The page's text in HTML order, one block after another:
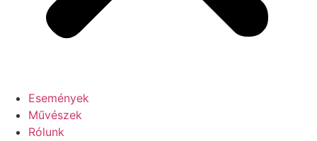
Események
Művészek
Rólunk